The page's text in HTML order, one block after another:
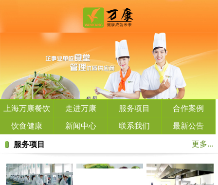
上海万康餐饮
管理有限公司
走进万康 服务项目 合作案例
饮食健康 新闻中心 联系我们 最新公告
更多...
服务项目